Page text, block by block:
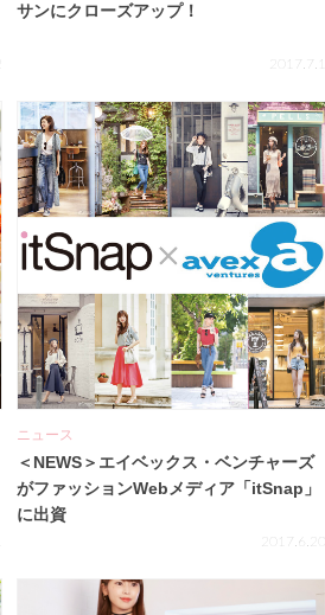
サンにクローズアップ！
2017.7.1
ニュース
＜NEWS＞エイベックス・ベンチャーズ
がファッションWebメディア「itSnap」
に出資
2017.6.20